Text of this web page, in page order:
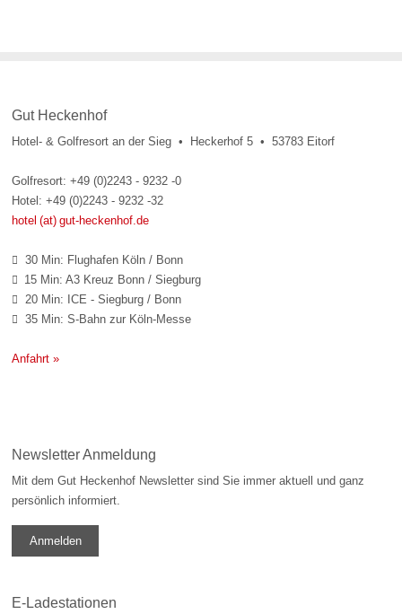
Gut Heckenhof
Hotel- & Golfresort an der Sieg • Heckerhof 5 • 53783 Eitorf
Golfresort: +49 (0)2243 - 9232 -0
Hotel: +49 (0)2243 - 9232 -32
hotel (at) gut-heckenhof.de
 30 Min: Flughafen Köln / Bonn
 15 Min: A3 Kreuz Bonn / Siegburg
 20 Min: ICE - Siegburg / Bonn
 35 Min: S-Bahn zur Köln-Messe
Anfahrt »
Newsletter Anmeldung
Mit dem Gut Heckenhof Newsletter sind Sie immer aktuell und ganz
persönlich informiert.
Anmelden
E-Ladestationen